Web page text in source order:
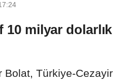
10 milyar dolarlık
Bolat, Türkiye-Cezayir